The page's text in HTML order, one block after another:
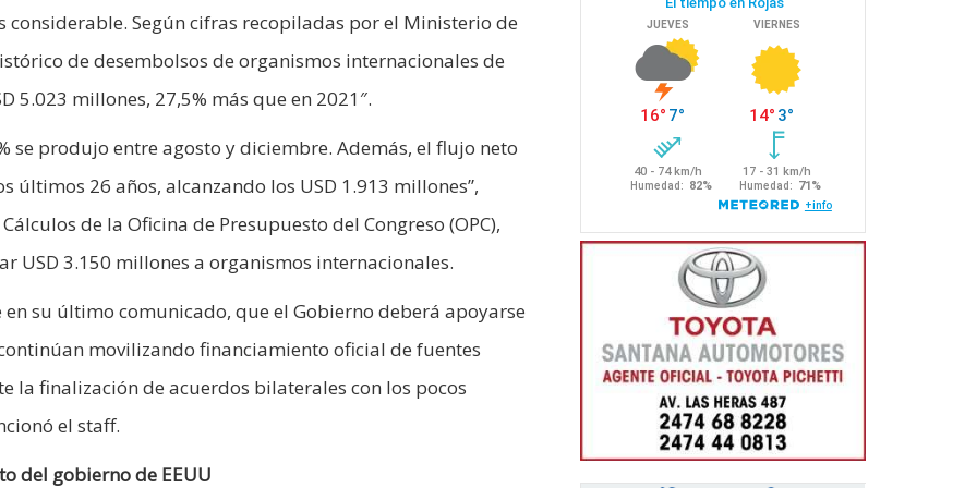
Según cifras recopiladas por el Ministerio de
de desembolsos de organismos internacionales de
millones, 27,5% más que en 2021″.
se produjo entre agosto y diciembre. Además, el flujo neto
últimos 26 años, alcanzando los USD 1.913 millones”,
de la Oficina de Presupuesto del Congreso (OPC),
USD 3.150 millones a organismos internacionales.
su último comunicado, que el Gobierno deberá apoyarse
movilizando financiamiento oficial de fuentes
finalización de acuerdos bilaterales con los pocos
el staff.
del gobierno de EEUU